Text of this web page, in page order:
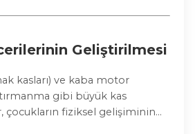
Geliştirilmesi
kasları) ve kaba motor
gibi büyük kas
çocukların fiziksel gelişiminin